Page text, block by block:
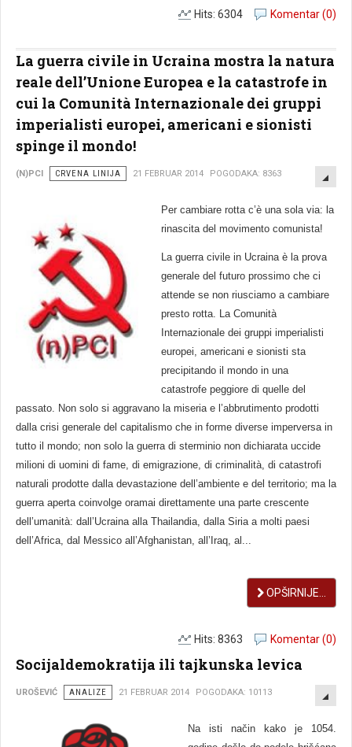
Komentar (0)
Hits: 6304
La guerra civile in Ucraina mostra la natura
reale dell’Unione Europea e la catastrofe in
cui la Comunità Internazionale dei gruppi
imperialisti europei, americani e sionisti
spinge il mondo!
(N)PCI CRVENA LINIJA 21 FEBRUAR 2014 POGODAKA: 8363
Per cambiare rotta c’è una sola via: la
rinascita del movimento comunista!
La guerra civile in Ucraina è la prova
generale del futuro prossimo che ci
attende se non riusciamo a cambiare
presto rotta. La Comunità
Internazionale dei gruppi imperialisti
europei, americani e sionisti sta
precipitando il mondo in una
catastrofe peggiore di quelle del
passato. Non solo si aggravano la miseria e l’abbrutimento prodotti
dalla crisi generale del capitalismo che in forme diverse imperversa in
tutto il mondo; non solo la guerra di sterminio non dichiarata uccide
milioni di uomini di fame, di emigrazione, di criminalità, di catastrofi
naturali prodotte dalla devastazione dell’ambiente e del territorio; ma la
guerra aperta coinvolge oramai direttamente una parte crescente
dell’umanità: dall’Ucraina alla Thailandia, dalla Siria a molti paesi
dell’Africa, dal Messico all’Afghanistan, all’Iraq, al...
OPŠIRNIJE...
Komentar (0)
Hits: 8363
Socijaldemokratija ili tajkunska levica
UROŠEVIĆ ANALIZE 21 FEBRUAR 2014 POGODAKA: 10113
Na isti način kako je 1054.